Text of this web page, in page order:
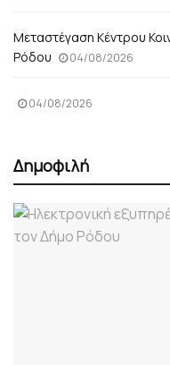
Μεταστέγαση Κέντρου
Ρόδου
04/08/2026
04/08/2026
Δημοφιλή